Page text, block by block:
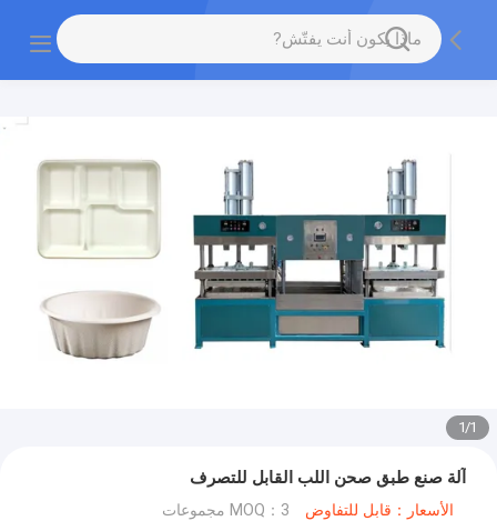
1
/
1
آلة صنع طبق صحن اللب القابل للتصرف
الأسعار：قابل للتفاوض MOQ：3 مجموعات